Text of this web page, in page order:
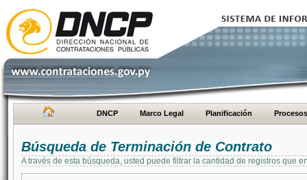
DNCP Marco Legal Planificación Procesos
Búsqueda de Terminación de Contrato
A través de esta búsqueda, usted puede filtrar la cantidad de registros que